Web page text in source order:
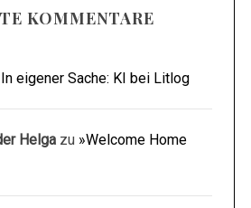
KOMMENTARE
In eigener Sache: KI bei Litlog
Helga zu »Welcome Home